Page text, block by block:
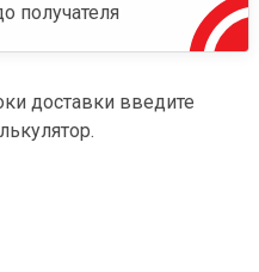
получателя
доставки введите